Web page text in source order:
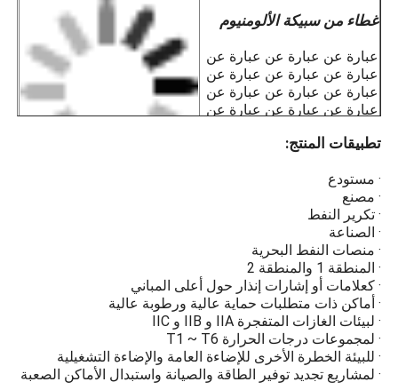
ظروف الضباب، ويتم إيقافه أثناء
· التزامن اللاسلكي متاح عند الطلب من أجل
الاستخدام والتركيب، يرجى تحديد عند
· مناسبة لكل من أنابيب الصلب وأسلاك
APPL
· منصات النفط
· مصانع المعالجة
غطاء من سبيكة الألومنيوم
عبارة عن عبارة عن عبارة عن
عبارة عن عبارة عن عبارة عن
عبارة عن عبارة عن عبارة عن
عبارة عن عبارة عن عبارة عن
عبارة عن عبارة عن عبارة عن
المقاوم عالية القوة تمنع
شرارات القوس من الإضاءة
من الاتصال بالغازات القابلة
للاشتعال وتسبب الانفجارات.
تطبيقات المنتج:
· مستودع
· مصنع
· تكرير النفط
· الصناعة
· منصات النفط البحرية
· المنطقة 1 والمنطقة 2
· كعلامات أو إشارات إنذار حول أعلى المباني
· أماكن ذات متطلبات حماية عالية ورطوبة عالية
· لبيئات الغازات المتفجرة IIA و IIB و IIC
· لمجموعات درجات الحرارة T1 ~ T6
· للبيئة الخطرة الأخرى للإضاءة العامة والإضاءة التشغيلية
· لمشاريع تجديد توفير الطاقة والصيانة واستبدال الأماكن الصعبة